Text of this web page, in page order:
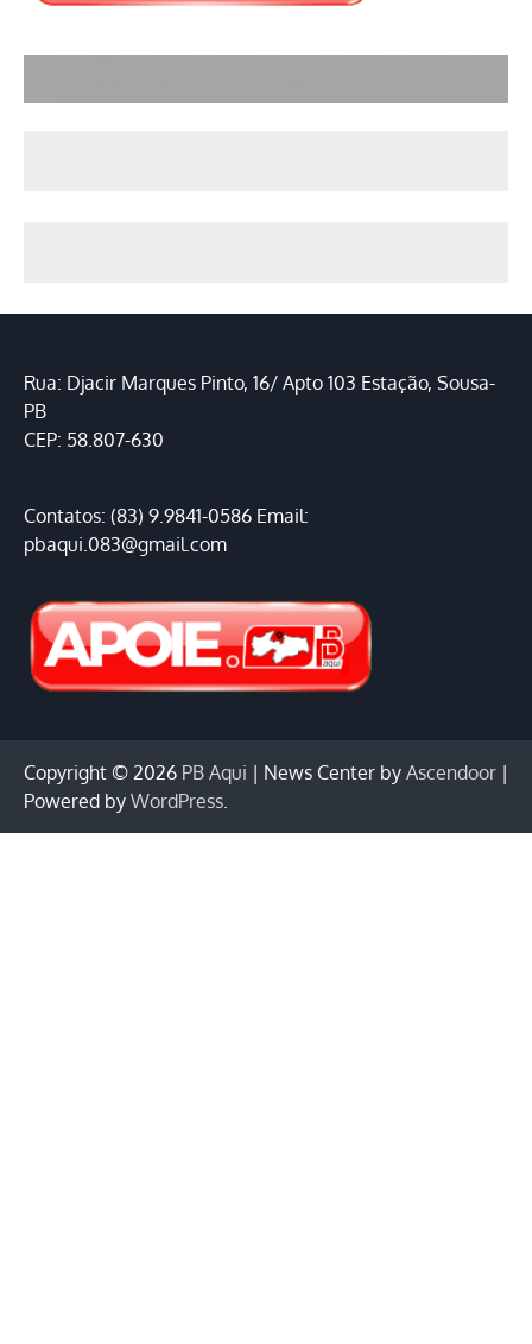
Rua: Djacir Marques Pinto, 16/ Apto 103 Estação, Sousa-
PB
CEP: 58.807-630
Contatos: (83) 9.9841-0586 Email:
pbaqui.083@gmail.com
Copyright © 2026 PB Aqui | News Center by Ascendoor |
Powered by WordPress